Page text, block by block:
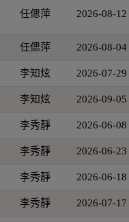
任偲萍 2026-08-12
任偲萍 2026-08-04
李知炫 2026-07-29
李知炫 2026-09-05
李秀靜 2026-06-08
李秀靜 2026-06-23
李秀靜 2026-06-18
李秀靜 2026-07-17